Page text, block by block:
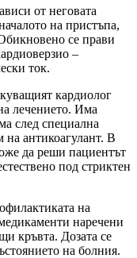
от неговата
на пристъпа,
се прави
–
ток.
кардиолог
лечението. Има
след специална
на антикоагулант. В
да реши пациентът
под стриктен
на
наречени
кръвта. Дозата се
на болния.